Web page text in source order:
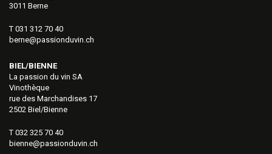
3011 Berne
T 031 312 70 40
berne@passionduvin.ch
BIEL/BIENNE
La passion du vin SA
Vinothèque
rue des Marchandises 17
2502 Biel/Bienne
T 032 325 70 40
bienne@passionduvin.ch